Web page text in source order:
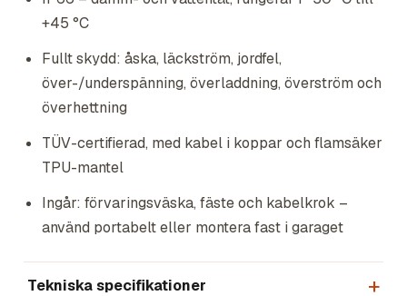
+45 °C
Fullt skydd: åska, läckström, jordfel,
över-/underspänning, överladdning, överström och
överhettning
TÜV-certifierad, med kabel i koppar och flamsäker
TPU-mantel
Ingår: förvaringsväska, fäste och kabelkrok –
använd portabelt eller montera fast i garaget
Tekniska specifikationer